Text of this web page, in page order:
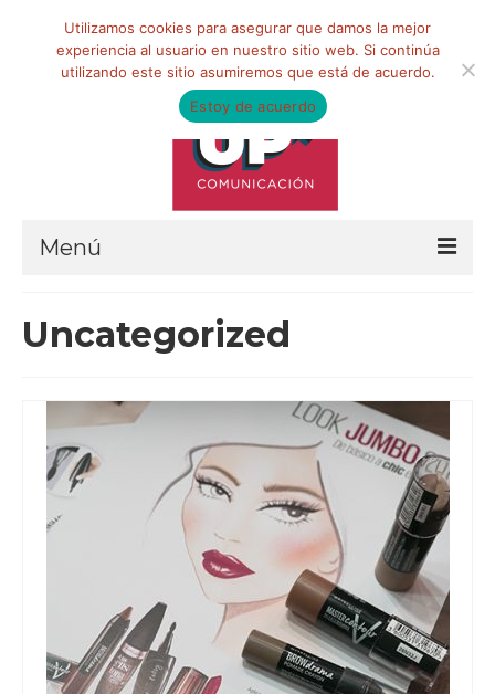
Menú
QUIÉNES SOMOS
Qué hacemos
Marketing de influencia
CLIENTES
CONTACTO
Uncategorized
Utilizamos cookies para asegurar que damos la mejor
experiencia al usuario en nuestro sitio web. Si continúa
utilizando este sitio asumiremos que está de acuerdo.
Estoy de acuerdo